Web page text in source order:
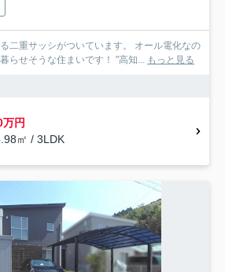
二重サッシがついています。 オール電化なの
らせそうな住まいです！ "高知... もっと見る
万円
㎡ / 3LDK